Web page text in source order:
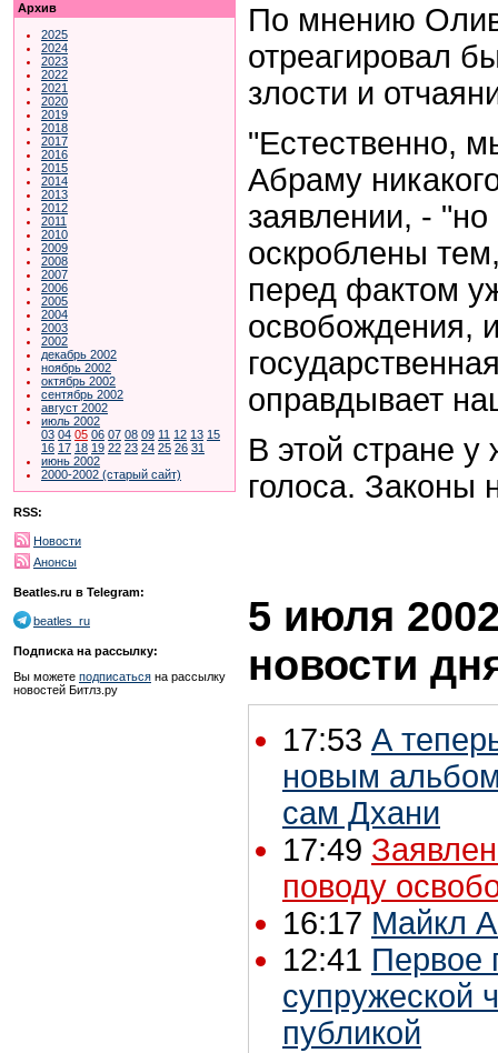
Архив
2025
2024
2023
2022
2021
2020
2019
2018
2017
2016
2015
2014
2013
2012
2011
2010
2009
2008
2007
2006
2005
2004
2003
2002
декабрь 2002
ноябрь 2002
октябрь 2002
сентябрь 2002
август 2002
июль 2002
03 04 05 06 07 08 09 11 12 13 15
16 17 18 19 22 23 24 25 26 31
июнь 2002
2000-2002 (старый сайт)
RSS:
Новости
Анонсы
Beatles.ru в Telegram:
beatles_ru
Подписка на рассылку:
Вы можете подписаться на рассылку
новостей Битлз.ру
По мнению
отреагировал
злости и
"Естественно,
Абраму
заявлении, -
оскроблены
перед фактом
освобождения,
оправдывает
В этой стране
голоса. Законы
5 июля
новости
17:53 А
новым
сам Дхани
17:49
поводу
16:17 Майкл
12:41 Первое
супружеской
публикой